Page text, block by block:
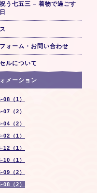
う七五三 – 着物で過ごす
ォーム・お問い合わせ
ルについて
メーション
08（1）
07（2）
04（2）
02（1）
12（1）
10（1）
09（2）
08（2）